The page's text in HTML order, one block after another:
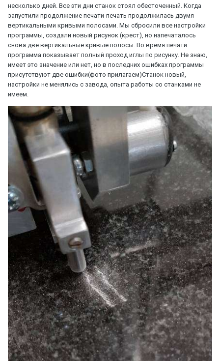
несколько дней. Все эти дни станок стоял обесточенный. Когда
запустили продолжение печати-печать продолжилась двумя
вертикальными кривыми полосами. Мы сбросили все настройки
программы, создали новый рисунок (крест), но напечаталось
снова две вертикальные кривые полосы. Во время печати
программа показывает полный проход иглы по рисунку. Не знаю,
имеет это значение или нет, но в последних ошибках программы
присутствуют две ошибки(фото прилагаем)Станок новый,
настройки не менялись с завода, опыта работы со станками не
имеем.